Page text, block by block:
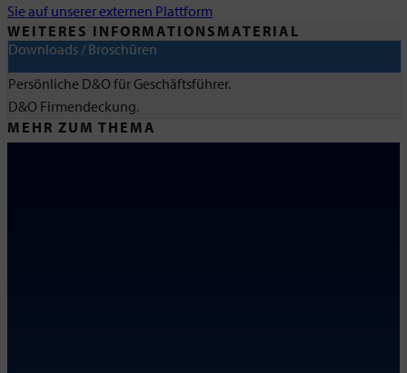
Sie auf unserer externen Plattform
WEITERES INFORMATIONSMATERIAL
Downloads / Broschüren
Persönliche D&O für Geschäftsführer.
D&O Firmendeckung.
MEHR ZUM THEMA